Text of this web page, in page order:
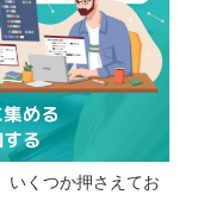
のメリット
が身に付く
会もある
れる場合もある
いくつか押さえてお